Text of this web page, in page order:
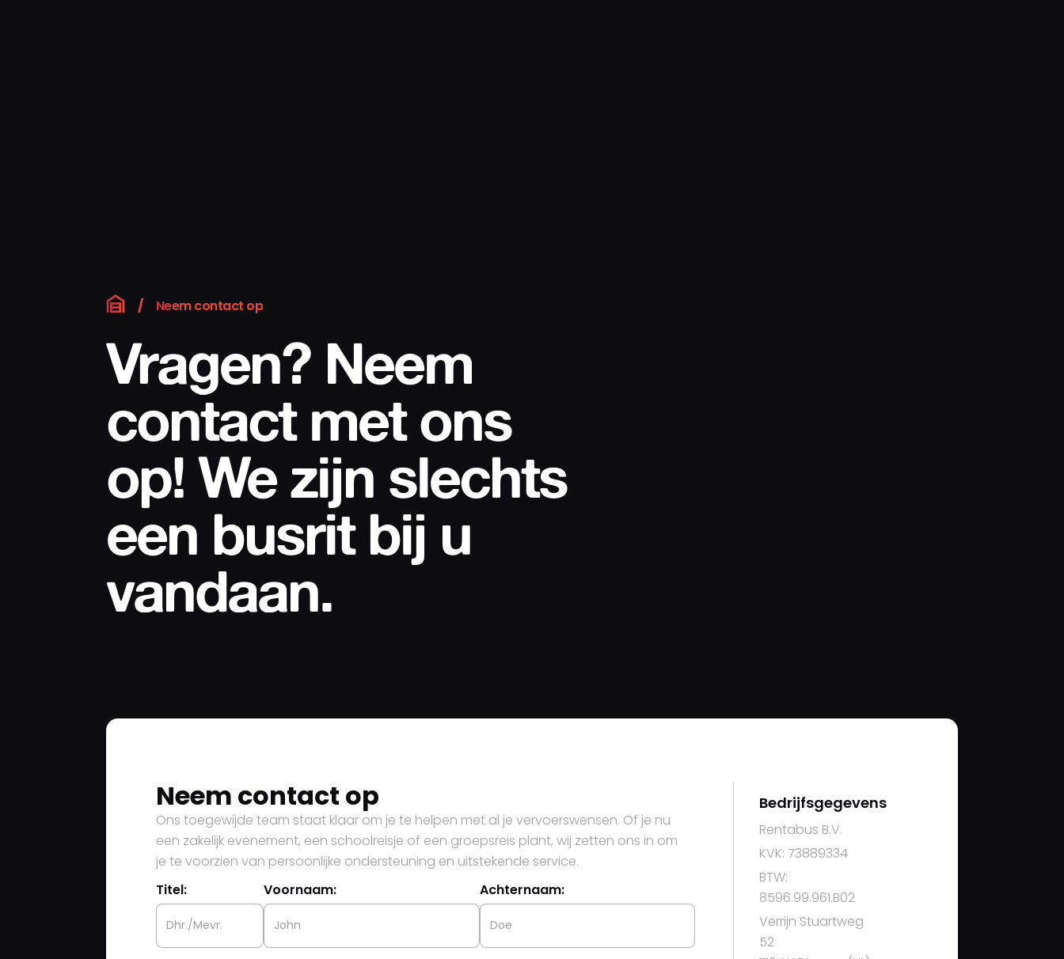
/ Neem contact op
Vragen? Neem
contact met ons
op! We zijn slechts
een busrit bij u
vandaan.
Neem contact op
Ons toegewijde team staat klaar om je te helpen met al je vervoerswensen. Of je nu
een zakelijk evenement, een schoolreisje of een groepsreis plant, wij zetten ons in om
je te voorzien van persoonlijke ondersteuning en uitstekende service.
Titel:
Voornaam: Achternaam:
Bedrijfsgegevens
Rentabus B.V.
KVK: 73889334
BTW:
8596.99.961.B02
Verrijn Stuartweg
52